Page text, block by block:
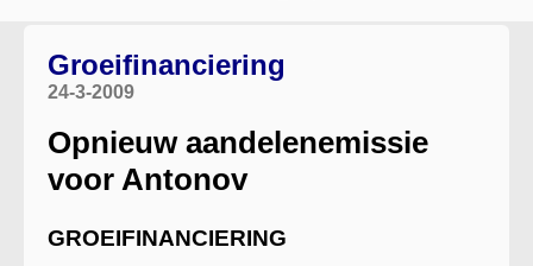
Groeifinanciering
24-3-2009
Opnieuw aandelenemissie
voor Antonov
GROEIFINANCIERING